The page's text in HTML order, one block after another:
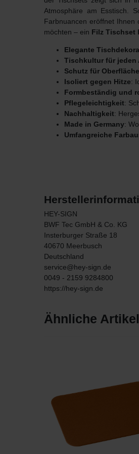
Atmosphäre am Esstisch.
Farbnuancen eröffnet Ihnen
möchten – ein Filz Tischset
Elegante
Tischkultur für jeden
Schutz für
Isoliert gegen Hitze:
Formbeständig und
Pflegeleichtigkeit:
Nachhaltigkeit:
Made in Germany:
Umfangreiche
HEY-SIGN
BWF Tec GmbH & Co. KG
Insterburger Straße 18
40670 Meerbusch
Deutschland
service@hey-sign.de
0049 - 2159 9284800
https://hey-sign.de
Ähnliche Artikel